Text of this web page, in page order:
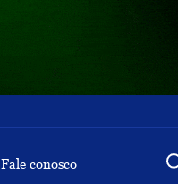
Fale conosco